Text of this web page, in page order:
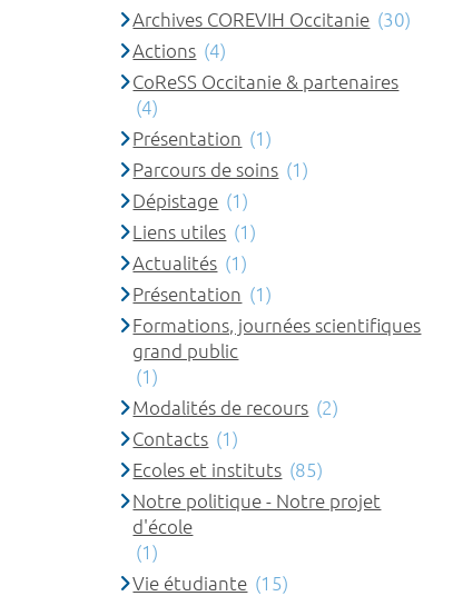
Archives COREVIH Occitanie (30)
Actions (4)
CoReSS Occitanie & partenaires
(4)
Présentation (1)
Parcours de soins (1)
Dépistage (1)
Liens utiles (1)
Actualités (1)
Présentation (1)
Formations, journées scientifiques
grand public
(1)
Modalités de recours (2)
Contacts (1)
Ecoles et instituts (85)
Notre politique - Notre projet
d'école
(1)
Vie étudiante (15)